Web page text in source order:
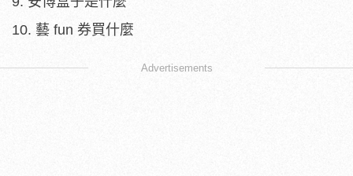
10. 藝 fun 券買什麼
Advertisements